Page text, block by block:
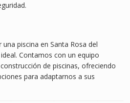
piscina en Santa Rosa del
Contamos con un equipo
de piscinas, ofreciendo
para adaptarnos a sus